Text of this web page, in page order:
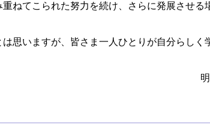
ねてこられた努力を続け、さらに発展させる
思いますが、皆さま一人ひとりが自分らしく